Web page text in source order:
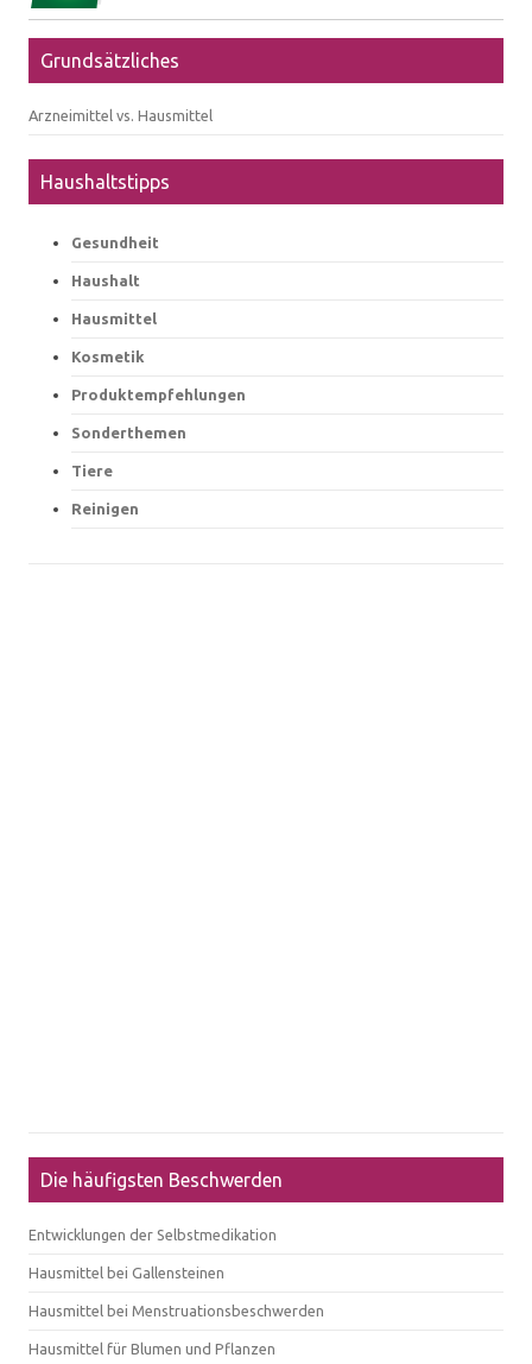
Grundsätzliches
Arzneimittel vs. Hausmittel
Haushaltstipps
Gesundheit
Haushalt
Hausmittel
Kosmetik
Produktempfehlungen
Sonderthemen
Tiere
Reinigen
Die häufigsten Beschwerden
Entwicklungen der Selbstmedikation
Hausmittel bei Gallensteinen
Hausmittel bei Menstruationsbeschwerden
Hausmittel für Blumen und Pflanzen